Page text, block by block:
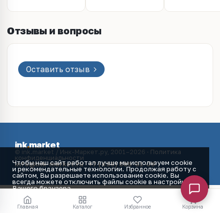
Отзывы и вопросы
Оставить отзыв
ink.market
© ink.market / Инк-Маркет.ру, 2001–2026 · Политика
конфиденциальности
info@ink-market.ru·+7 (495) 565-31-09
Главная Каталог Избранное Корзина
Чтобы наш сайт работал лучше мы используем cookie
и рекомендательные технологии. Продолжая работу с
сайтом, Вы разрешаете использование cookie. Вы
всегда можете отключить файлы cookie в настройках
Вашего браузера.
Принять